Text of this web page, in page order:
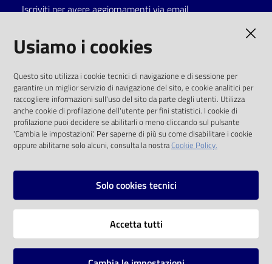
Catalogo
Eventi
Chiedi al
bibliotecario
Avvisi
Iscriviti per avere aggiornamenti via email
solo alle condizioni previste dalla direttiva
comunitaria 2003/98/CE e dal d.lgs. 36/2006
SOCIAL
Instagram
Vai alla pagina
Usiamo i cookies
Questo sito utilizza i cookie tecnici di navigazione e di sessione per
garantire un miglior servizio di navigazione del sito, e cookie analitici per
raccogliere informazioni sull'uso del sito da parte degli utenti. Utilizza
anche cookie di profilazione dell'utente per fini statistici. I cookie di
profilazione puoi decidere se abilitarli o meno cliccando sul pulsante
'Cambia le impostazioni'. Per saperne di più su come disabilitare i cookie
oppure abilitarne solo alcuni, consulta la nostraCookie Policy.
Solo cookies tecnici
Accetta tutti